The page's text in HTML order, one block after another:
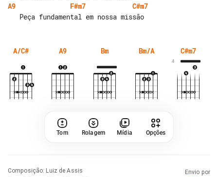
A9
F#m7
C#m7
A/C# A9 Bm Bm/A C#m7
4
Tom Rolagem Mídia Opções
Composição: Luiz de Assis
Envio por